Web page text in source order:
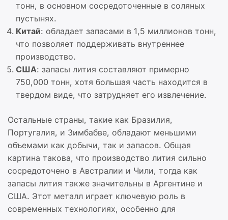
тонн, в основном сосредоточенные в соляных
пустынях.
Китай: обладает запасами в 1,5 миллионов тонн,
что позволяет поддерживать внутреннее
производство.
США: запасы лития составляют примерно
750,000 тонн, хотя большая часть находится в
твердом виде, что затрудняет его извлечение.
Остальные страны, такие как Бразилия,
Португалия, и Зимбабве, обладают меньшими
объемами как добычи, так и запасов. Общая
картина такова, что производство лития сильно
сосредоточено в Австралии и Чили, тогда как
запасы лития также значительны в Аргентине и
США. Этот металл играет ключевую роль в
современных технологиях, особенно для